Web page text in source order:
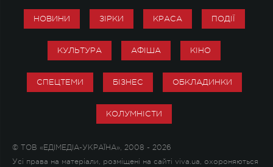
НОВИНИ ЗІРКИ КРАСА ПОДІЇ
КУЛЬТУРА АФІША КІНО
СПЕЦТЕМИ БІЗНЕС ОБКЛАДИНКИ
КОЛУМНІСТИ
© ТОВ «ЕДІМЕДІА-УКРАЇНА», 2008 - 2026
Усі права на матеріали, розміщені на сайті viva.ua, охороняються